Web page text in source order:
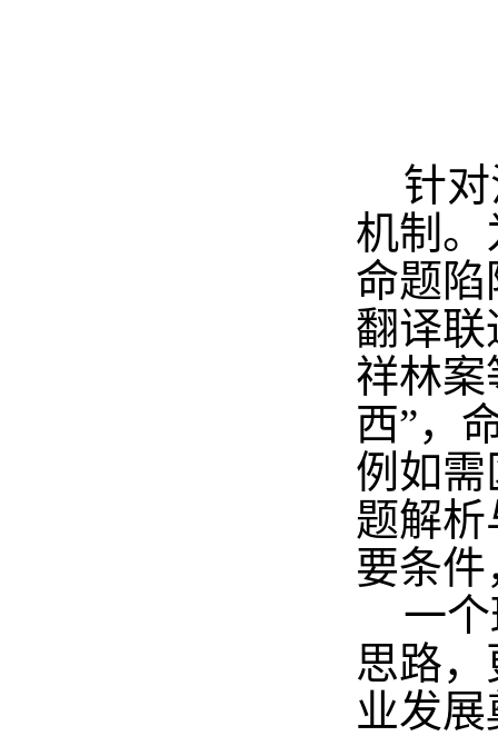
针
机制
命题陷
翻译联
祥林案
西”，
例如需
题解
要条
一
思路
业发